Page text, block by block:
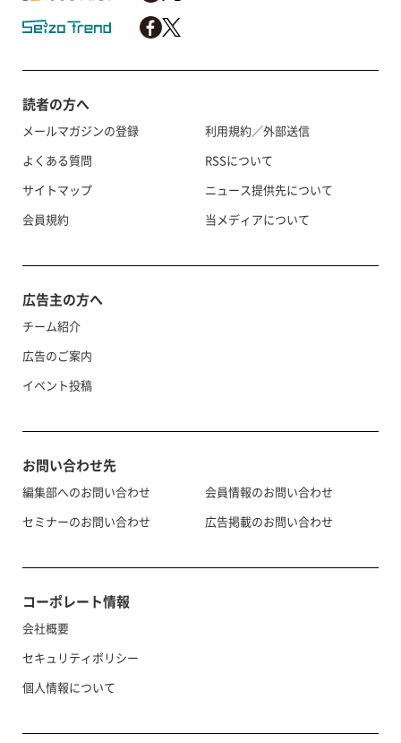
読者の方へ
メールマガジンの登録
よくある質問
サイトマップ
会員規約
利用規約／外部送信
RSSについて
ニュース提供先について
当メディアについて
広告主の方へ
チーム紹介
広告のご案内
イベント投稿
お問い合わせ先
編集部へのお問い合わせ
セミナーのお問い合わせ
会員情報のお問い合わせ
広告掲載のお問い合わせ
コーポレート情報
会社概要
セキュリティポリシー
個人情報について